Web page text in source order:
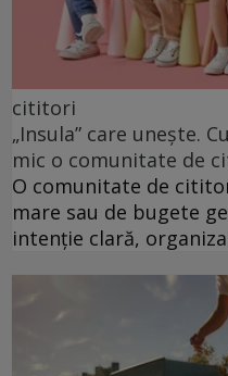
cititori
„Insula” care unește.
mic o comunitate de
O comunitate de
mare sau de bugete
intenție clară,